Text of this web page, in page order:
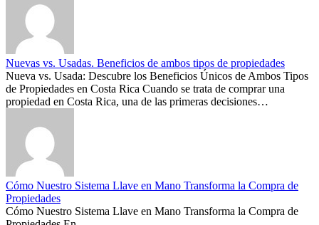
Nuevas vs. Usadas. Beneficios de ambos tipos de propiedades
Nueva vs. Usada: Descubre los Beneficios Únicos de Ambos Tipos
de Propiedades en Costa Rica Cuando se trata de comprar una
propiedad en Costa Rica, una de las primeras decisiones…
Cómo Nuestro Sistema Llave en Mano Transforma la Compra de
Propiedades
Cómo Nuestro Sistema Llave en Mano Transforma la Compra de